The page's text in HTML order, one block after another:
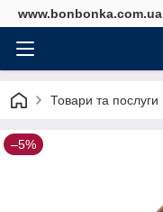
www.bonbonka.com.ua
Товари та послуги
–5%